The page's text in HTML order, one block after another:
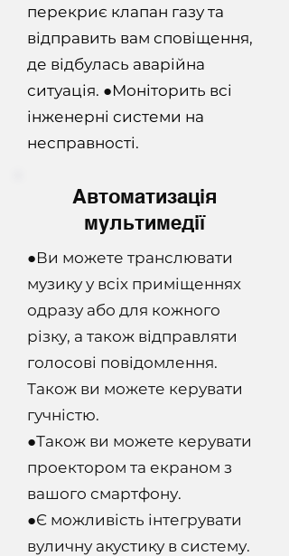
перекриє клапан газу та
відправить вам сповіщення,
де відбулась аварійна
ситуація. ●Моніторить всі
інженерні системи на
несправності.
Автоматизація
мультимедії
●Ви можете транслювати
музику у всіх приміщеннях
одразу або для кожного
різку, а також відправляти
голосові повідомлення.
Також ви можете керувати
гучністю.
●Також ви можете керувати
проектором та екраном з
вашого смартфону.
●Є можливість інтегрувати
вуличну акустику в систему.